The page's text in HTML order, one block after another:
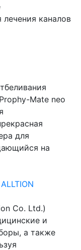
каналов
Mate neo
для
на
Co. Ltd.)
и
а также